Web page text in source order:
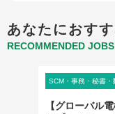
あなたにおす
RECOMMENDED
SCM・事務・秘書・
【グローバル